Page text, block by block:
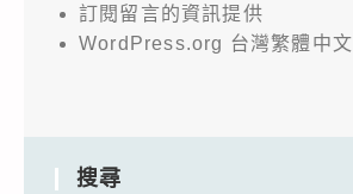
訂閱留言的資訊提供
WordPress.org 台灣繁體中文
搜尋